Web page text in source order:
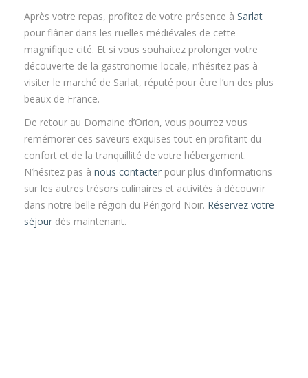
Après votre repas, profitez de votre présence à Sarlat
pour flâner dans les ruelles médiévales de cette
magnifique cité. Et si vous souhaitez prolonger votre
découverte de la gastronomie locale, n’hésitez pas à
visiter le marché de Sarlat, réputé pour être l’un des plus
beaux de France.
De retour au Domaine d’Orion, vous pourrez vous
remémorer ces saveurs exquises tout en profitant du
confort et de la tranquillité de votre hébergement.
N’hésitez pas à nous contacter pour plus d’informations
sur les autres trésors culinaires et activités à découvrir
dans notre belle région du Périgord Noir. Réservez votre
séjour dès maintenant.